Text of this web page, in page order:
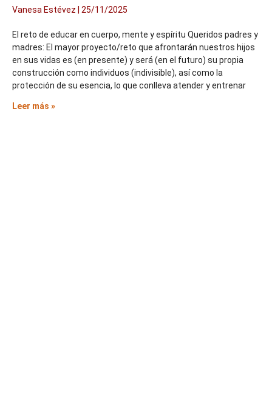
Vanesa Estévez 25/11/2025
El reto de educar en cuerpo, mente y espíritu Queridos padres y
madres: El mayor proyecto/reto que afrontarán nuestros hijos
en sus vidas es (en presente) y será (en el futuro) su propia
construcción como individuos (indivisible), así como la
protección de su esencia, lo que conlleva atender y entrenar
Leer más »